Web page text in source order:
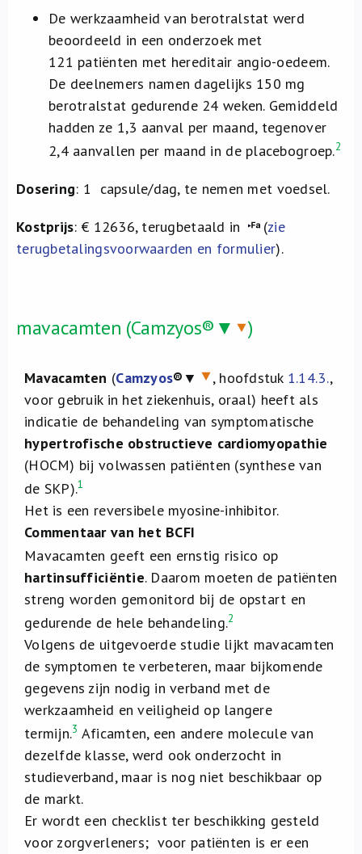
De werkzaamheid van berotralstat werd
beoordeeld in een onderzoek met
121 patiënten met hereditair angio-oedeem.
De deelnemers namen dagelijks 150 mg
berotralstat gedurende 24 weken. Gemiddeld
hadden ze 1,3 aanval per maand, tegenover
2,4 aanvallen per maand in de placebogroep.2
Dosering: 1 capsule/dag, te nemen met voedsel.
Kostprijs: € 12636, terugbetaald in (zie
terugbetalingsvoorwaarden en formulier).
mavacamten (Camzyos®▼ )
Mavacamten (Camzyos®▼ , hoofdstuk 1.14.3.,
voor gebruik in het ziekenhuis, oraal) heeft als
indicatie de behandeling van symptomatische
hypertrofische obstructieve cardiomyopathie
(HOCM) bij volwassen patiënten (synthese van
de SKP).1
Het is een reversibele myosine-inhibitor.
Commentaar van het BCFI
Mavacamten geeft een ernstig risico op
hartinsufficiëntie. Daarom moeten de patiënten
streng worden gemonitord bij de opstart en
gedurende de hele behandeling.2
Volgens de uitgevoerde studie lijkt mavacamten
de symptomen te verbeteren, maar bijkomende
gegevens zijn nodig in verband met de
werkzaamheid en veiligheid op langere
termijn.3 Aficamten, een andere molecule van
dezelfde klasse, werd ook onderzocht in
studieverband, maar is nog niet beschikbaar op
de markt.
Er wordt een checklist ter beschikking gesteld
voor zorgverleners; voor patiënten is er een